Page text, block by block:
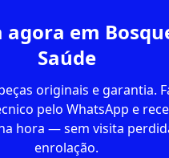
agora em
Saúde
originais e garantia.
pelo WhatsApp e
hora — sem visita
enrolação.